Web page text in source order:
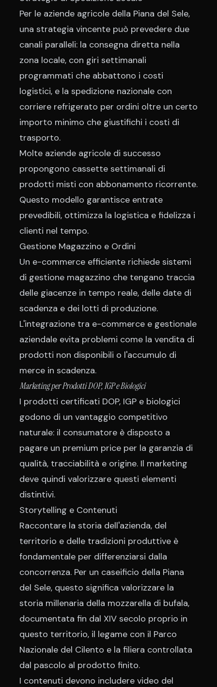
Per le aziende agricole della Piana del Sele,
una strategia vincente può prevedere due
canali paralleli: la consegna diretta nella
zona locale, con giri settimanali
programmati che abbattono i costi
logistici, e la spedizione nazionale con
corriere refrigerato per ordini oltre un certo
importo minimo che giustifichi i costi di
trasporto.
Molte aziende agricole di successo
propongono cassette settimanali di
prodotti misti con abbonamento ricorrente.
Questo modello garantisce entrate
prevedibili, ottimizza la logistica e fidelizza i
clienti nel tempo.
Gestione Magazzino e Ordini
Un e-commerce efficiente richiede sistemi
di gestione magazzino che tengano traccia
delle giacenze in tempo reale, delle date di
scadenza e dei lotti di produzione.
L'integrazione tra e-commerce e gestionale
aziendale evita problemi come la vendita di
prodotti non disponibili o l'accumulo di
merce in scadenza.
Marketing per Prodotti DOP, IGP e Biologici
I prodotti certificati DOP, IGP e biologici
godono di un vantaggio competitivo
naturale: il consumatore è disposto a
pagare un premium price per la garanzia di
qualità, tracciabilità e origine. Il marketing
deve quindi valorizzare questi elementi
distintivi.
Storytelling e Contenuti
Raccontare la storia dell'azienda, del
territorio e delle tradizioni produttive è
fondamentale per differenziarsi dalla
concorrenza. Per un caseificio della Piana
del Sele, questo significa valorizzare la
storia millenaria della mozzarella di bufala,
documentata fin dal XIV secolo proprio in
questo territorio, il legame con il Parco
Nazionale del Cilento e la filiera controllata
dal pascolo al prodotto finito.
I contenuti devono includere video del